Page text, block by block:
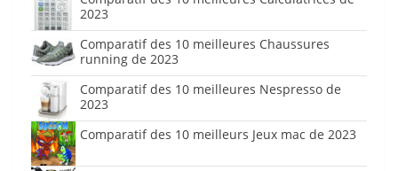
2023
Comparatif des 10 meilleures Chaussures
running de 2023
Comparatif des 10 meilleures Nespresso de
2023
Comparatif des 10 meilleurs Jeux mac de 2023